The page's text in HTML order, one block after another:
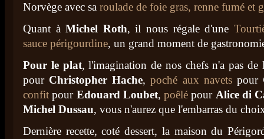
Norvège avec sa roulade de foie gras, renne fumé et
Quant àMichel Roth, il nous régale d'une
sauce périgourdine, un grand moment de
Pour le plat, l'imagination de nos chefs n'a pas
pour Christopher Hache,poché aux navetspour
confit pour Edouard Loubet, poêlé pour Alice di
Michel Dussau, vous n'aurez que l'embarras du
Dernière recette, coté dessert, la maison du